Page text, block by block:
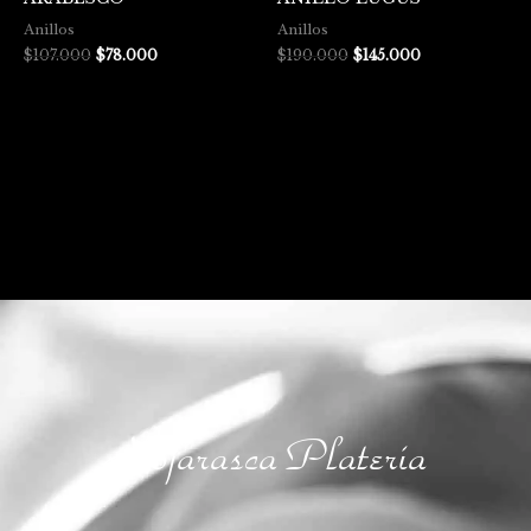
Anillos
$107.000 $78.000
Anillos
$190.000 $145.000
Hojarasca Platería